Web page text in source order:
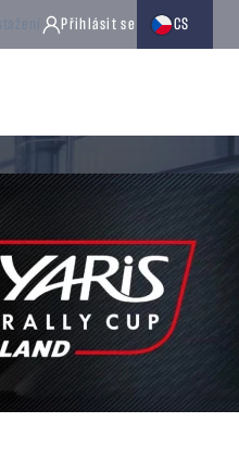
Přihlásit se CS